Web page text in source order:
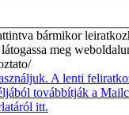
bármikor
meg
A lenti
továbbítják a
itt.